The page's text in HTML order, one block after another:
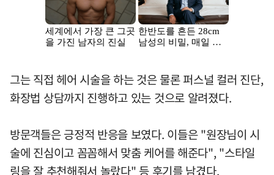
그는 직접 헤어 시술을 하는 것은 물론 퍼스널 컬러 진단,
화장법 상담까지 진행하고 있는 것으로 알려졌다.
방문객들은 긍정적 반응을 보였다. 이들은 "원장님이 시
술에 진심이고 꼼꼼해서 맞춤 케어를 해준다", "스타일
링을 잘 추천해줘서 놀랐다" 등 후기를 남겼다.